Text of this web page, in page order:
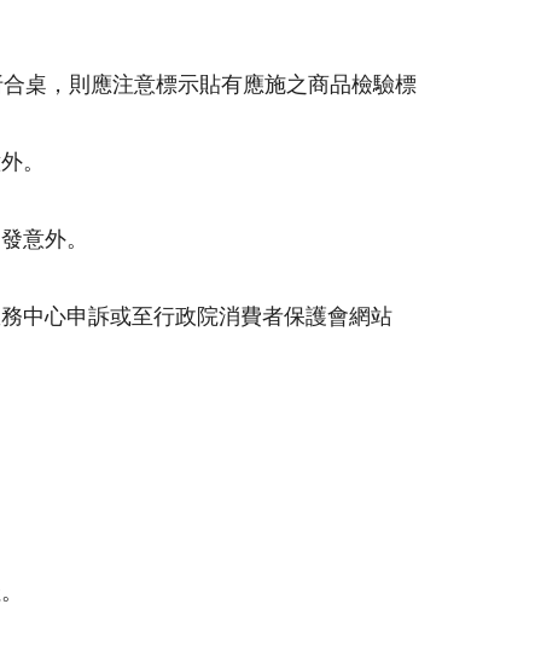
桌，則應注意標示貼有應施之商品檢驗標
。
意外。
中心申訴或至行政院消費者保護會網站